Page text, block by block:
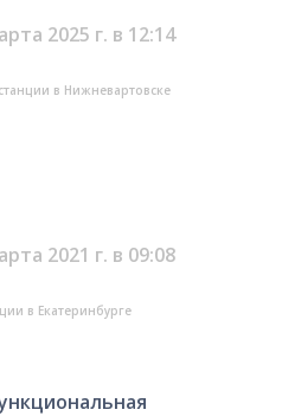
2025 г. в 12:14
в Нижневартовске
2021 г. в 09:08
в Екатеринбурге